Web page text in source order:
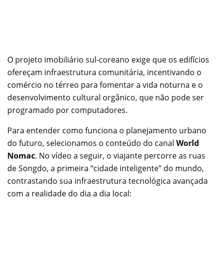
O projeto imobiliário sul-coreano exige que os edifícios
ofereçam infraestrutura comunitária, incentivando o
comércio no térreo para fomentar a vida noturna e o
desenvolvimento cultural orgânico, que não pode ser
programado por computadores.
Para entender como funciona o planejamento urbano
do futuro, selecionamos o conteúdo do canal World
Nomac. No vídeo a seguir, o viajante percorre as ruas
de Songdo, a primeira “cidade inteligente” do mundo,
contrastando sua infraestrutura tecnológica avançada
com a realidade do dia a dia local: